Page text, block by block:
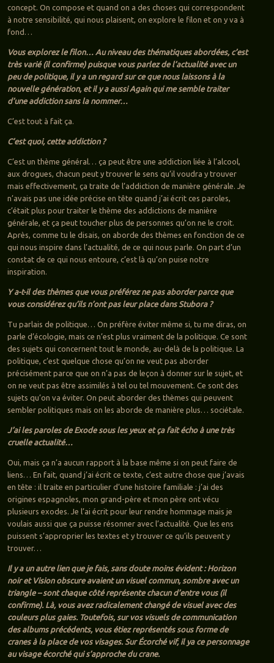
concept. On compose et quand on a des choses qui correspondent
à notre sensibilité, qui nous plaisent, on explore le filon et on y va à
fond…
Vous explorez le filon… Au niveau des thématiques abordées, c’est
très varié (il confirme) puisque vous parlez de l’actualité avec un
peu de politique, il y a un regard sur ce que nous laissons à la
nouvelle génération, et il y a aussi Again qui me semble traiter
d’une addiction sans la nommer…
C’est tout à fait ça.
C’est quoi, cette addiction ?
C’est un thème général… ça peut être une addiction liée à l’alcool,
aux drogues, chacun peut y trouver le sens qu’il voudra y trouver
mais effectivement, ça traite de l’addiction de manière générale. Je
n’avais pas une idée précise en tête quand j’ai écrit ces paroles,
c’était plus pour traiter le thème des addictions de manière
générale, et ça peut toucher plus de personnes qu’on ne le croit.
Après, comme tu le disais, on aborde des thèmes en fonction de ce
qui nous inspire dans l’actualité, de ce qui nous parle. On part d’un
constat de ce qui nous entoure, c’est là qu’on puise notre
inspiration.
Y a-t-il des thèmes que vous préférez ne pas aborder parce que
vous considérez qu’ils n’ont pas leur place dans Stubora ?
Tu parlais de politique… On préfère éviter même si, tu me diras, on
parle d’écologie, mais ce n’est plus vraiment de la politique. Ce sont
des sujets qui concernent tout le monde, au-delà de la politique. La
politique, c’est quelque chose qu’on ne veut pas aborder
précisément parce que on n’a pas de leçon à donner sur le sujet, et
on ne veut pas être assimilés à tel ou tel mouvement. Ce sont des
sujets qu’on va éviter. On peut aborder des thèmes qui peuvent
sembler politiques mais on les aborde de manière plus… sociétale.
J’ai les paroles de Exode sous les yeux et ça fait écho à une très
cruelle actualité…
Oui, mais ça n’a aucun rapport à la base même si on peut faire de
liens… En fait, quand j’ai écrit ce texte, c’est autre chose que j’avais
en tête : il traite en particulier d’une histoire familiale : j’ai des
origines espagnoles, mon grand-père et mon père ont vécu
plusieurs exodes. Je l’ai écrit pour leur rendre hommage mais je
voulais aussi que ça puisse résonner avec l’actualité. Que les ens
puissent s’approprier les textes et y trouver ce qu’ils peuvent y
trouver…
Il y a un autre lien que je fais, sans doute moins évident : Horizon
noir et Vision obscure avaient un visuel commun, sombre avec un
triangle – sont chaque côté représente chacun d’entre vous (il
confirme). Là, vous avez radicalement changé de visuel avec des
couleurs plus gaies. Toutefois, sur vos visuels de communication
des albums précédents, vous étiez représentés sous forme de
cranes à la place de vos visages. Sur Écorché vif, il ya ce personnage
au visage écorché qui s’approche du crane.